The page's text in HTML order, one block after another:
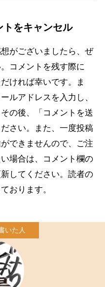
トをキャンセル
がございましたら、ぜ
コメントを残す際に
ければ幸いです。ま
ルアドレスを入力し、
の後、「コメントを送
さい。また、一度投稿
できませんので、ご注
場合は、コメント欄の
してください。読者の
おります。